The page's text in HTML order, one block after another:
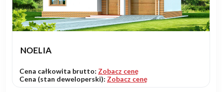
NOELIA
Cena całkowita brutto: Zobacz cenę
Cena (stan deweloperski): Zobacz cenę